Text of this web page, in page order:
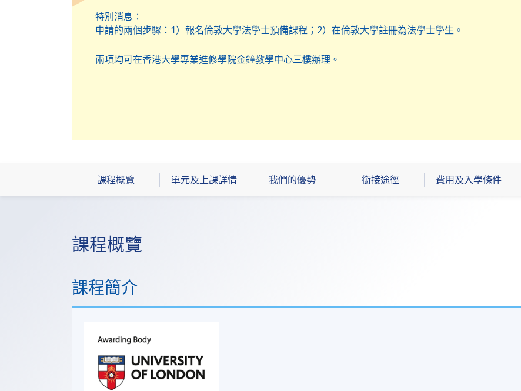
恭喜多位香港大學專業進修學院的畢業生在倫敦大學法律學士學位試課程中獲得一等榮譽學位。
在全部12門學科的考核中在其中的7門學科獲得全球頭三名最高分，及3科全球頭十名最高分，並獲
近年平均合格率逾90%，其中4科達100%合格率
特別消息：
申請的兩個步驟：1）報名倫敦大學法學士預備課程；2）在倫敦大學註冊為法學士學生。
兩項均可在香港大學專業進修學院金鐘教學中心三樓辦理。
課程概覽 單元及上課詳情 我們的優勢 銜接途徑 費用及入學條件
課程概覽
課程簡介